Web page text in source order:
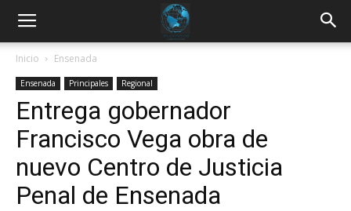
Inicio Ensenada
Ensenada Principales Regional
Entrega gobernador
Francisco Vega obra de
nuevo Centro de Justicia
Penal de Ensenada